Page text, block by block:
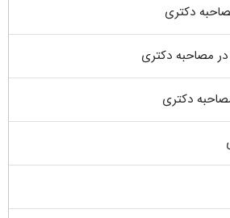
دکتری
مصاحبه دکتری
دکتری